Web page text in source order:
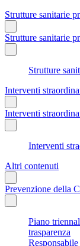
Strutture sanitarie
Strutture sanitarie
Strutture
Interventi
Interventi
Interventi
Altri contenuti
Prevenzione della
Piano
trasparenza